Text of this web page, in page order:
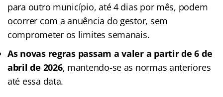
para outro município, até 4 dias por mês, podem
ocorrer com a anuência do gestor, sem
comprometer os limites semanais.
As novas regras passam a valer a partir de 6 de
abril de 2026, mantendo-se as normas anteriores
até essa data.